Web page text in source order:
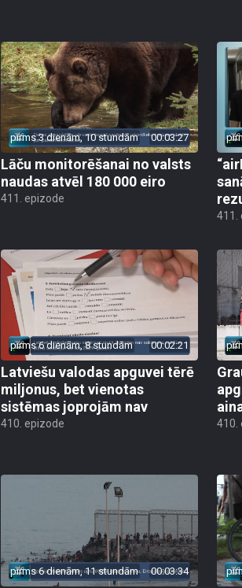
pirms 3 dienām, 10 stundām 00:03:27
Lāču monitorēšanai no valsts
naudas atvēl 180 000 eiro
411. epizode
411.
pirms 6 dienām, 8 stundām 00:02:21
Latviešu valodas apguvei tērē
miljonus, bet vienotas
sistēmas joprojām nav
410. epizode 410.
pirms 6 dienām, 11 stundām 00:03:34